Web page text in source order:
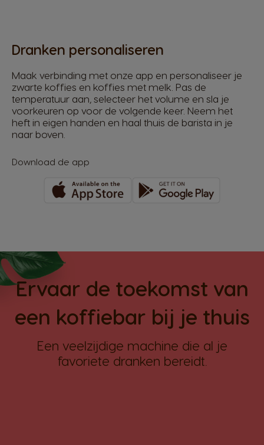
Dranken personaliseren
Maak verbinding met onze app en personaliseer je
zwarte koffies en koffies met melk. Pas de
temperatuur aan, selecteer het volume en sla je
voorkeuren op voor de volgende keer. Neem het
heft in eigen handen en haal thuis de barista in je
naar boven.
Download de app
Ervaar de toekomst van
een koffiebar bij je thuis
Een veelzijdige machine die al je
favoriete dranken bereidt.